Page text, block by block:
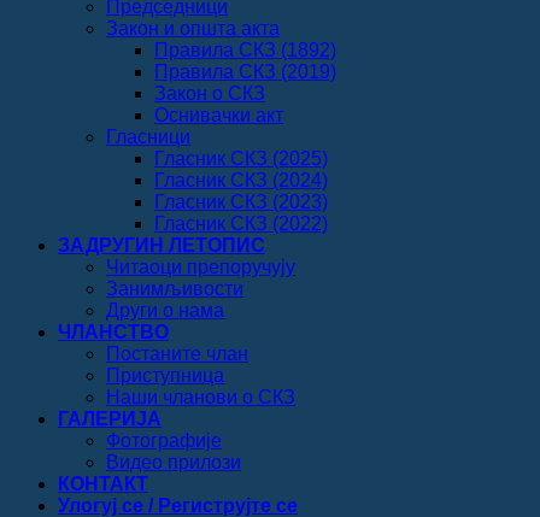
Председници
Закон и општа акта
Правила СКЗ (1892)
Правила СКЗ (2019)
Закон о СКЗ
Оснивачки акт
Гласници
Гласник СКЗ (2025)
Гласник СКЗ (2024)
Гласник СКЗ (2023)
Гласник СКЗ (2022)
ЗАДРУГИН ЛЕТОПИС
Читаоци препоручују
Занимљивости
Други о нама
ЧЛАНСТВО
Постаните члан
Приступница
Наши чланови о СКЗ
ГАЛЕРИЈА
Фотографије
Видео прилози
КОНТАКТ
Улогуј се / Региструјте се